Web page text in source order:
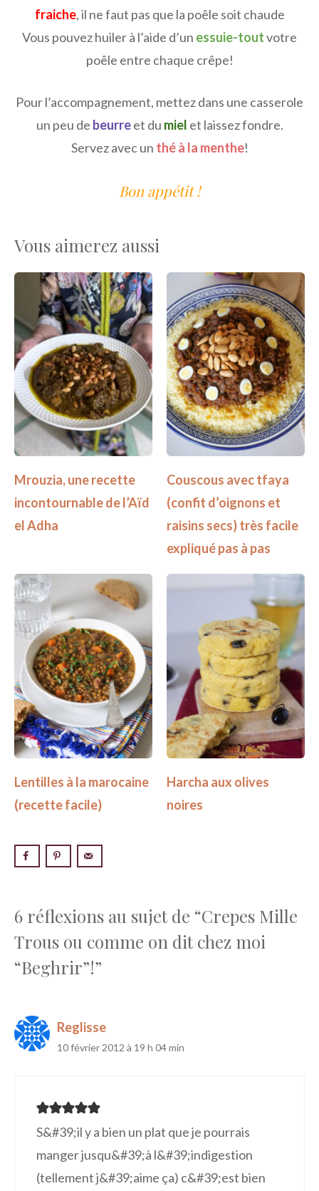
fraiche, il ne faut pas que la poêle soit chaude
Vous pouvez huiler à l’aide d’un essuie-toutvotre
poêle entre chaque crêpe!
Pour l’accompagnement, mettez dans une casserole
un peu de beurreet du miel et laissez fondre.
Servez avec un thé à la menthe!
Bon appétit !
Vous aimerez aussi
Mrouzia, une recette
incontournable de l’Aïd
el Adha
Couscous avec tfaya
(confit d’oignons et
raisins secs) très facile
expliqué pas à pas
Lentilles à la marocaine
(recette facile)
Harcha aux olives
noires
6 réflexions au sujet de “Crepes Mille
Trous ou comme on dit chez moi
“Beghrir”!”
Reglisse
10 février 2012 à 19 h 04 min
S&#39;il y a bien un plat que je pourrais
manger jusqu&#39;à l&#39;indigestion
(tellement j&#39;aime ça) c&#39;est bien